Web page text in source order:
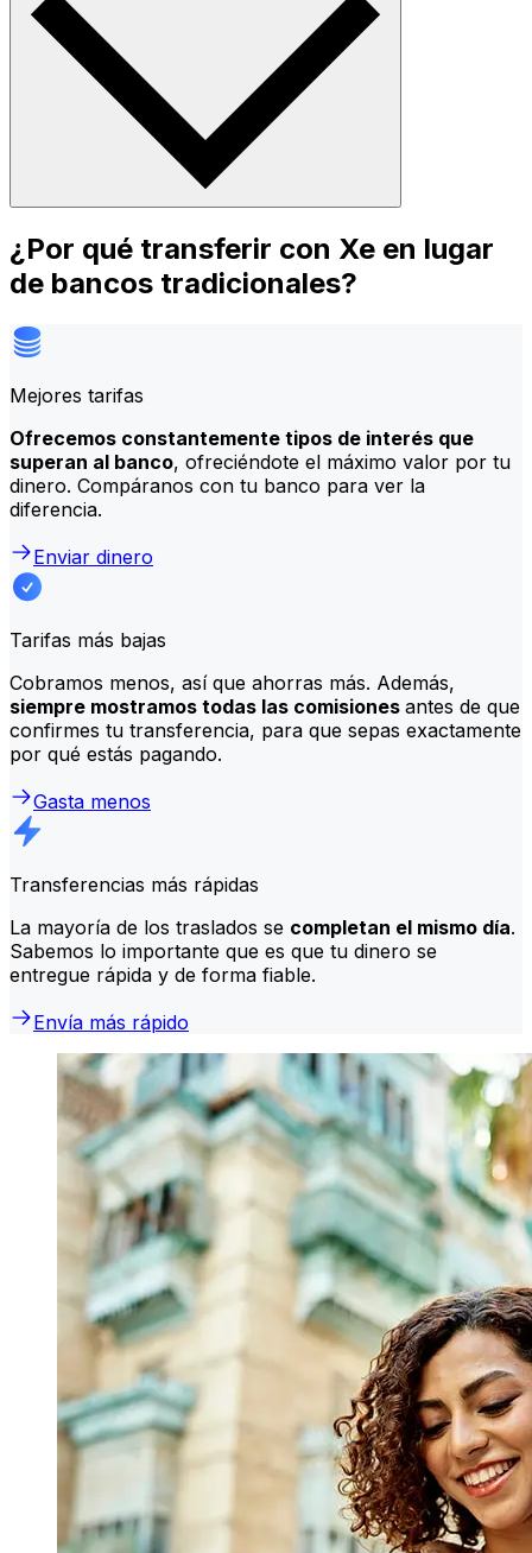
¿Por qué transferir con Xe en lugar
de bancos tradicionales?
Mejores tarifas
Ofrecemos constantemente tipos de interés que
superan al banco, ofreciéndote el máximo valor por tu
dinero. Compáranos con tu banco para ver la
diferencia.
Enviar dinero
Tarifas más bajas
Cobramos menos, así que ahorras más. Además,
siempre mostramos todas las comisiones antes de que
confirmes tu transferencia, para que sepas exactamente
por qué estás pagando.
Gasta menos
Transferencias más rápidas
La mayoría de los traslados se completan el mismo día.
Sabemos lo importante que es que tu dinero se
entregue rápida y de forma fiable.
Envía más rápido